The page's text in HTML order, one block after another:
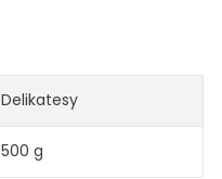
Delikatesy
500 g